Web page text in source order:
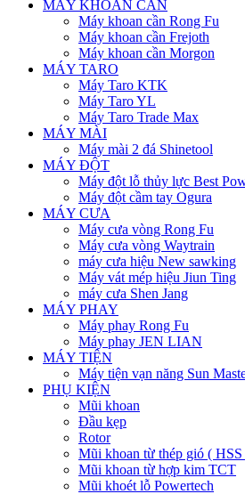
MÁY KHOAN CẦN
Máy khoan cần Rong Fu
Máy khoan cần Frejoth
Máy khoan cần Morgon
MÁY TARO
Máy Taro KTK
Máy Taro YL
Máy Taro Trade Max
MÁY MÀI
Máy mài 2 đá Shinetool
MÁY ĐỘT
Máy đột lỗ thủy lực Best
Máy đột cầm tay Ogura
MÁY CƯA
Máy cưa vòng Rong Fu
Máy cưa vòng Waytrain
máy cưa hiệu New sawking
Máy vát mép hiệu Jiun Ting
máy cưa Shen Jang
MÁY PHAY
Máy phay Rong Fu
Máy phay JEN LIAN
MÁY TIỆN
Máy tiện vạn năng Sun
PHỤ KIỆN
Mũi khoan
Đầu kẹp
Rotor
Mũi khoan từ thép gió ( HSS
Mũi khoan từ hợp kim TCT
Mũi khoét lỗ Powertech